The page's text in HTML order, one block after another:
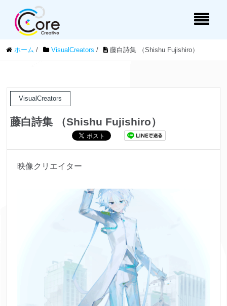
ホーム / VisualCreators / 藤白詩集 （Shishu Fujishiro）
VisualCreators
藤白詩集 （Shishu Fujishiro）
映像クリエイター